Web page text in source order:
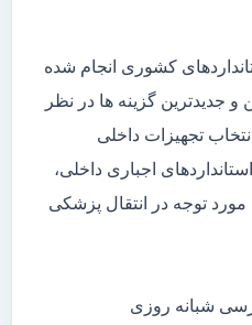
کشوری انجام شده
جدیدترین گزینه ها در نظر
تجهیزات داخلی
اجباری داخلی،
مورد توجه در انتقال پزشکی
شبانه روزی